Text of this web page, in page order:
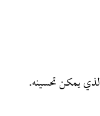
يمكن تحسينه.